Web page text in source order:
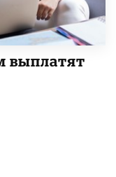
выплатят